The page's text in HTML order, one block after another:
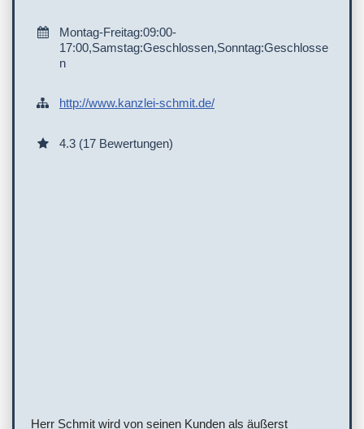
Montag-Freitag:09:00-
17:00,Samstag:Geschlossen,Sonntag:Geschlosse
n
http://www.kanzlei-schmit.de/
4.3 (17 Bewertungen)
Herr Schmit wird von seinen Kunden als äußerst